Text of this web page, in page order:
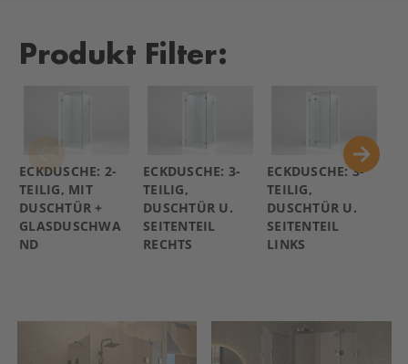
Produkt Filter:
ECKDUSCHE: 2-
TEILIG, MIT
DUSCHTÜR +
GLASDUSCHWA
ND
ECKDUSCHE: 3-
TEILIG,
DUSCHTÜR U.
SEITENTEIL
RECHTS
ECKDUSCHE: 3-
TEILIG,
DUSCHTÜR U.
SEITENTEIL
LINKS